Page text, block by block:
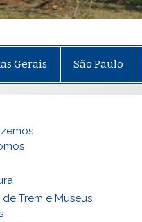
Gerais São Paulo
de Trem e Museus